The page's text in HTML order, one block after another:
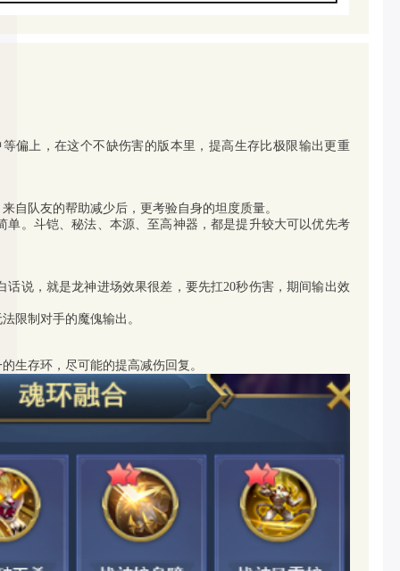
偏上，在这个不缺伤害的版本里，提高生存比极限输出更重
自队友的帮助减少后，更考验自身的坦度质量。
。斗铠、秘法、本源、至高神器，都是提升较大可以优先考
说，就是龙神进场效果很差，要先扛20秒伤害，期间输出效
限制对手的魔傀输出。
生存环，尽可能的提高减伤回复。